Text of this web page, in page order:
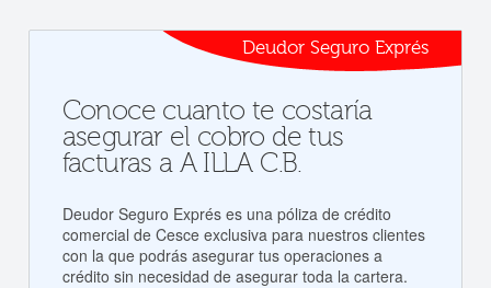
Deudor Seguro Exprés
Conoce cuanto te costaría
asegurar el cobro de tus
facturas a A ILLA C.B.
Deudor Seguro Exprés es una póliza de crédito
comercial de Cesce exclusiva para nuestros clientes
con la que podrás asegurar tus operaciones a
crédito sin necesidad de asegurar toda la cartera.